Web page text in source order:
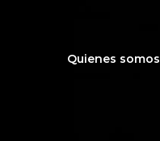
Quienes somos